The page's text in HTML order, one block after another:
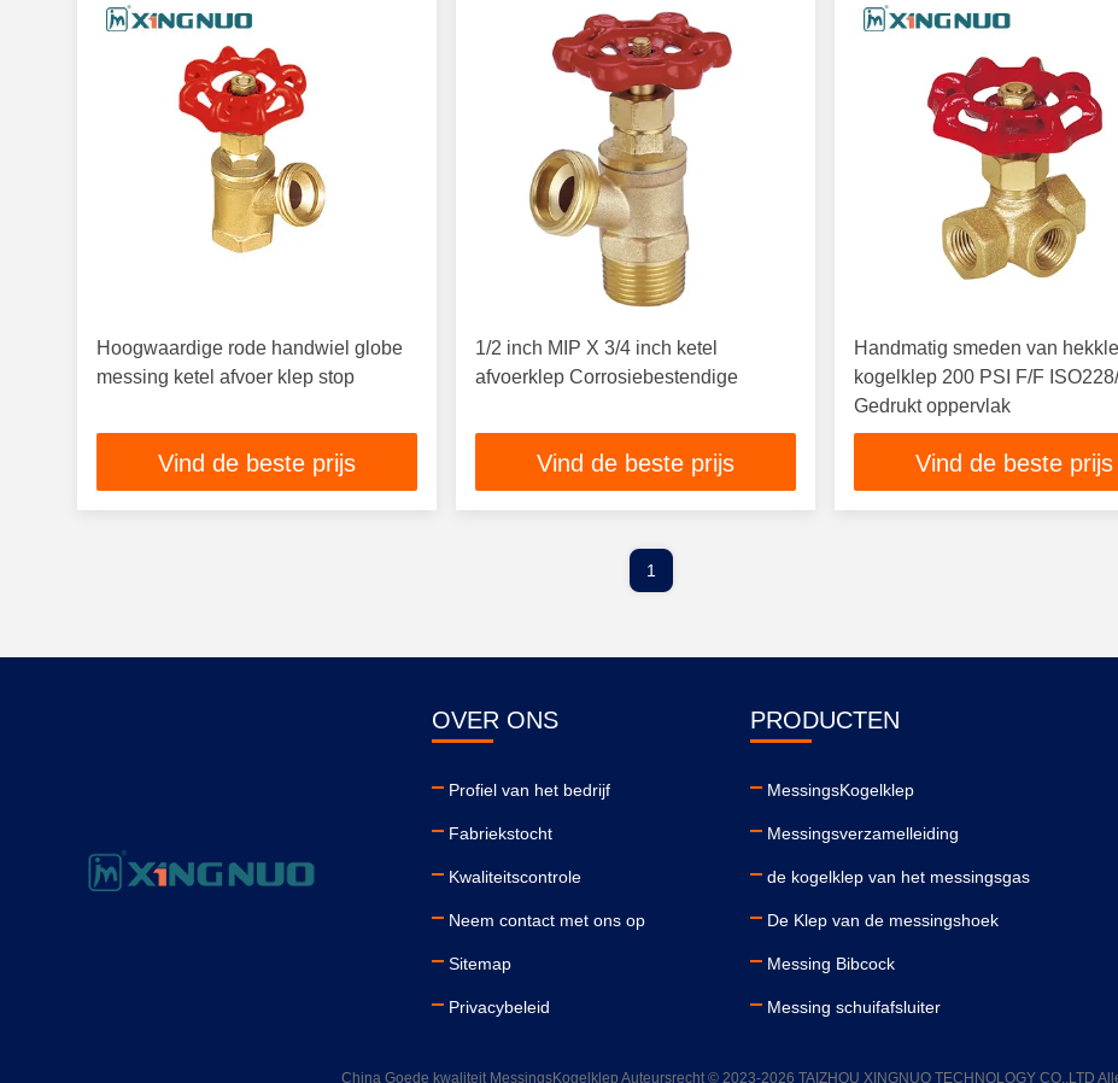
Hoogwaardige rode handwiel globe
messing ketel afvoer klep stop
Vind de beste prijs
1/2 inch MIP X 3/4 inch ketel
afvoerklep Corrosiebestendige
Vind de beste prijs
Handmatig smeden van
kogelklep 200 PSI F/F
Gedrukt oppervlak
Vind de beste prijs
1
OVER ONS
Profiel van het bedrijf
Fabriekstocht
Kwaliteitscontrole
Neem contact met ons op
Sitemap
Privacybeleid
PRODUCTEN
MessingsKogelklep
Messingsverzamelleiding
de kogelklep van het messingsgas
De Klep van de messingshoek
Messing Bibcock
Messing schuifafsluiter
China Goede kwaliteit MessingsKogelklep Auteursrecht © 2023-2026 TAIZHOU XINGNUO TECHNOLOGY CO.,LTD